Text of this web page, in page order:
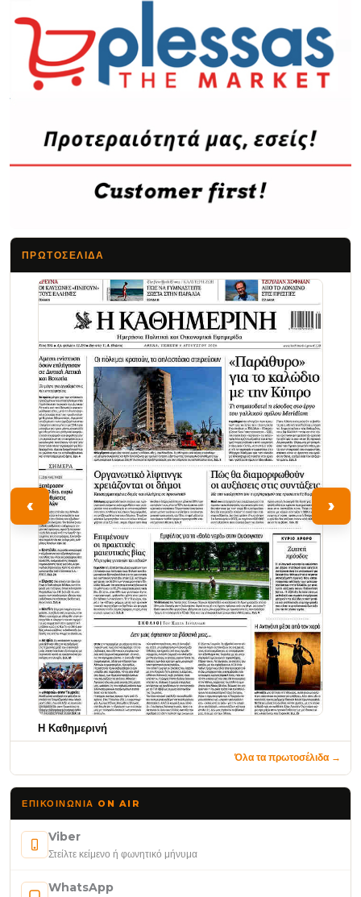
ΠΡΩΤΟΣΈΛΙΔΑ
‹
Η Καθημερινή
›
Όλα τα πρωτοσέλιδα →
ΕΠΙΚΟΙΝΩΝΊΑ ON AIR
Viber
Στείλτε κείμενο ή φωνητικό μήνυμα
WhatsApp